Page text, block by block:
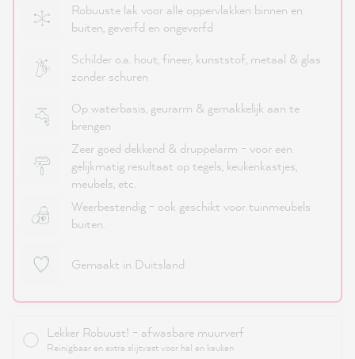
Robuuste lak voor alle oppervlakken binnen en
buiten, geverfd en ongeverfd
Schilder o.a. hout, fineer, kunststof, metaal & glas
zonder schuren
Op waterbasis, geurarm & gemakkelijk aan te
brengen
Zeer goed dekkend & druppelarm - voor een
gelijkmatig resultaat op tegels, keukenkastjes,
meubels, etc.
Weerbestendig - ook geschikt voor tuinmeubels
buiten.
Gemaakt in Duitsland
Lekker Robuust! - afwasbare muurverf
Reinigbaar en extra slijtvast voor hal en keuken